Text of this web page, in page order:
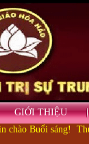
GIỚI THIỆU
chào Buổi sáng!